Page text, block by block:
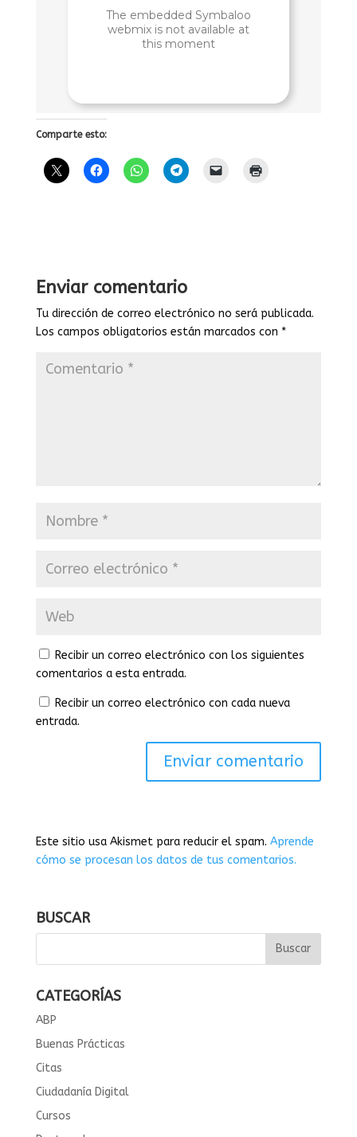
Comparte esto:
Enviar comentario
Tu dirección de correo electrónico no será publicada.
Los campos obligatorios están marcados con *
Recibir un correo electrónico con los siguientes
comentarios a esta entrada.
Recibir un correo electrónico con cada nueva
entrada.
Este sitio usa Akismet para reducir el spam. Aprende
cómo se procesan los datos de tus comentarios.
BUSCAR
CATEGORÍAS
ABP
Buenas Prácticas
Citas
Ciudadanía Digital
Cursos